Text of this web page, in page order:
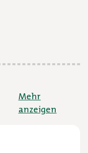
Mehr
anzeigen